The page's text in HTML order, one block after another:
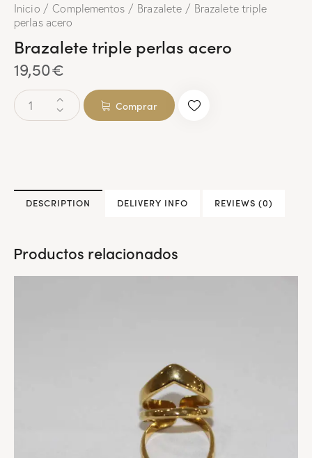
Inicio Complementos Brazalete
Brazalete triple
perlas acero
Brazalete triple perlas acero
19,50€
Comprar
DESCRIPTION DELIVERY INFO REVIEWS (0)
Productos relacionados